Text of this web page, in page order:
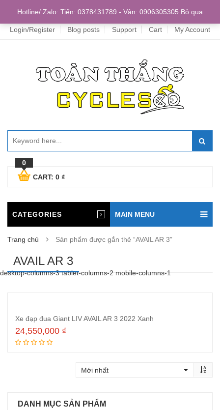
Home
Login/Register Blog posts Support Cart My Account
0
CART: 0 ₫
CATEGORIES MAIN MENU
Trang chủ Sản phẩm được gắn thẻ “AVAIL AR 3”
AVAIL AR 3
desktop-columns-3 tablet-columns-2 mobile-columns-1
Xe đạp đua Giant LIV AVAIL AR 3 2022 Xanh
24,550,000 ₫
DANH MỤC SẢN PHẨM
Hotline/ Zalo: Tiến: 0378431789 - Vân: 0906305305 Bỏ qua